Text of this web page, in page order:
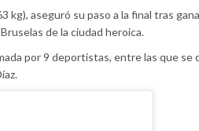
aseguró su paso a la final tras
de la ciudad heroica.
por 9 deportistas, entre las que se